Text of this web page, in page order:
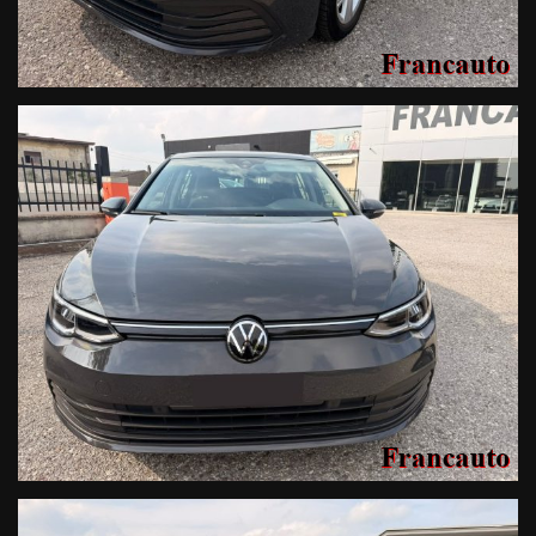
Apple CarPlay, Android Auto e Bluetooth.
Comfort: Climatizzatore automatico, sensori di
parcheggio anteriori e posteriori, regolazione elettrica dei
sedili e sensore di pioggia.
Prezzo e Contatti
Prezzo:€ 19.500
Referente Vendite:Cristiano – 3482291598
Rivenditore: Francauto srl.
Indirizzo
: Via SS11 n. 31, 25011 Calcinato (BS).
Telefono Ufficio: 0309637067.
Venite a scoprirla presso il nostro salone o visitate il
sito www.francautosas.it per maggiori dettagli.
Francauto srl declina ogni responsabilità per eventuali